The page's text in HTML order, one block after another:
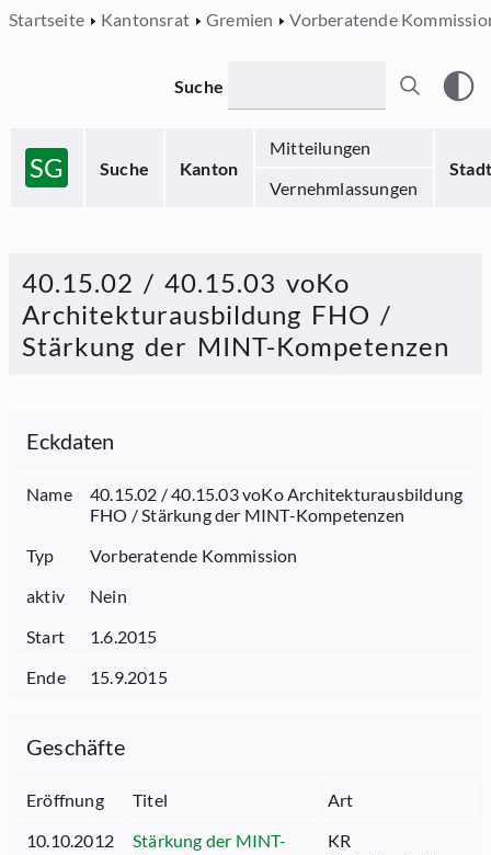
Startseite Kantonsrat Gremien Vorberatende
SG Suche Kanton
Mitteilungen
Stadt
Vernehmlassungen
Suche
40.15.02 / 40.15.03 voKo
Architekturausbildung FHO /
Stärkung der MINT-Kompetenzen
Eckdaten
Name
40.15.02 / 40.15.03 voKo Architekturausbildung
FHO / Stärkung der MINT-Kompetenzen
Typ
Vorberatende Kommission
aktiv
Nein
Start
1.6.2015
Ende
15.9.2015
Geschäfte
Eröffnung Titel Art
10.10.2012
Stärkung der MINT-
KR